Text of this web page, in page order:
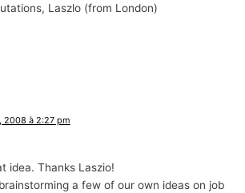
Laszlo (from London)
2008 à 2:27 pm
idea.Thanks Laszio!
a few of our own ideas on job